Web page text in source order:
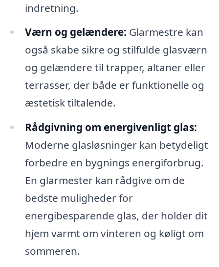
indretning.
Værn og gelændere: Glarmestre kan
også skabe sikre og stilfulde glasværn
og gelændere til trapper, altaner eller
terrasser, der både er funktionelle og
æstetisk tiltalende.
Rådgivning om energivenligt glas:
Moderne glasløsninger kan betydeligt
forbedre en bygnings energiforbrug.
En glarmester kan rådgive om de
bedste muligheder for
energibesparende glas, der holder dit
hjem varmt om vinteren og køligt om
sommeren.